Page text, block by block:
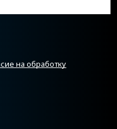
на обработку